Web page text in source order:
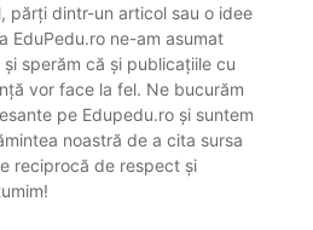
părți dintr-un articol sau o idee
EduPedu.ro ne-am asumat
sperăm că și publicațiile cu
vor face la fel. Ne bucurăm
pe Edupedu.ro și suntem
noastră de a cita sursa
reciprocă de respect și